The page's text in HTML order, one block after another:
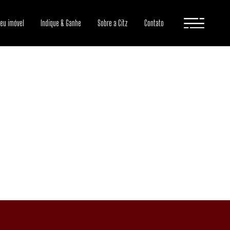
imóvel Indique & Ganhe Sobre a Citz Contato